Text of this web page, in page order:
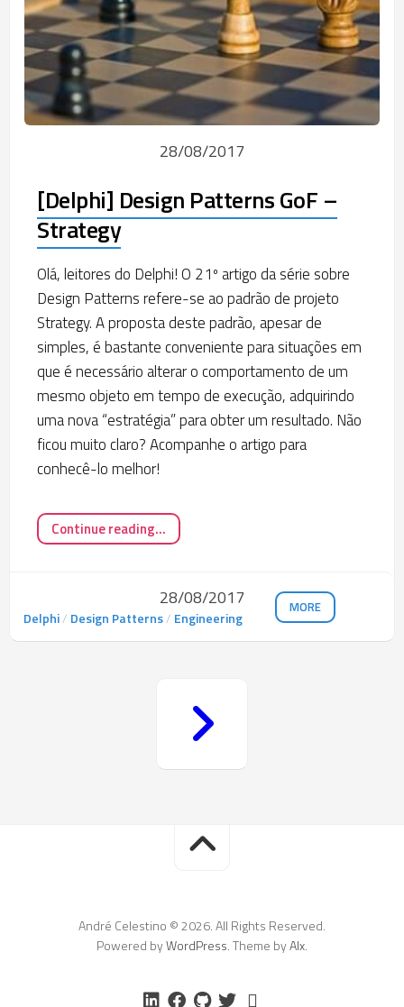
28/08/2017
[Delphi] Design Patterns GoF –
Strategy
Olá, leitores do Delphi! O 21º artigo da série sobre
Design Patterns refere-se ao padrão de projeto
Strategy. A proposta deste padrão, apesar de
simples, é bastante conveniente para situações em
que é necessário alterar o comportamento de um
mesmo objeto em tempo de execução, adquirindo
uma nova “estratégia” para obter um resultado. Não
ficou muito claro? Acompanhe o artigo para
conhecê-lo melhor!
Continue reading...
28/08/2017
Delphi/ Design Patterns/ Engineering
MORE
André Celestino © 2026. All Rights Reserved.
Powered byWordPress. Theme byAlx.